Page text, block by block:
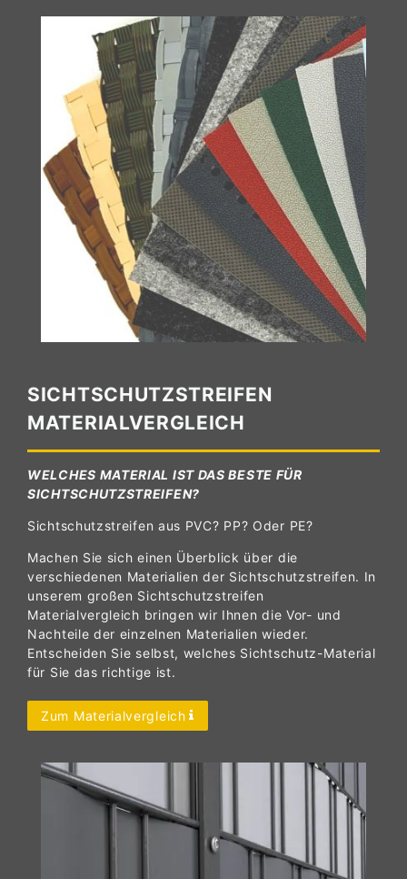
SICHTSCHUTZSTREIFEN
MATERIALVERGLEICH
WELCHES MATERIAL IST DAS BESTE FÜR
SICHTSCHUTZSTREIFEN?
Sichtschutzstreifen aus PVC? PP? Oder PE?
Machen Sie sich einen Überblick über die
verschiedenen Materialien der Sichtschutzstreifen. In
unserem großen Sichtschutzstreifen
Materialvergleich bringen wir Ihnen die Vor- und
Nachteile der einzelnen Materialien wieder.
Entscheiden Sie selbst, welches Sichtschutz-Material
für Sie das richtige ist.
Zum Materialvergleich